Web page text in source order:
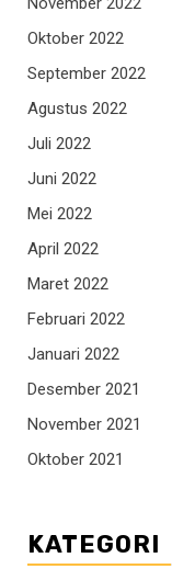
Oktober 2022
September 2022
Agustus 2022
Juli 2022
Juni 2022
Mei 2022
April 2022
Maret 2022
Februari 2022
Januari 2022
Desember 2021
November 2021
Oktober 2021
KATEGORI